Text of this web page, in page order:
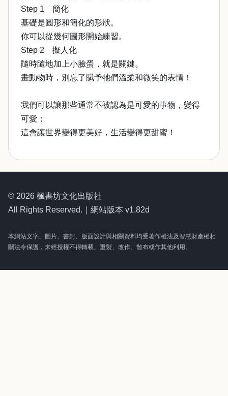
Step 1 簡化
基礎是圓形和簡化的形狀。
你可以從幾何圖形開始練習。
Step 2 擬人化
隨時隨地加上小臉蛋，就是關鍵。
畫動物時，別忘了賦予牠們溫柔和微笑的表情！
我們可以讓那些通常不被認為是可愛的事物，變得
可愛；
這會讓世界變得更美好，生活變得更甜蜜！
© 2026 楓書坊文化出版社
All Rights Reserved.｜網站版本 v1.82d
本網站文字、圖片、書封、版面設計與相關資料均受著作權法及智慧財產權相
關法令保護，未經授權不得轉載、重製、改作、散布或作其他利用。